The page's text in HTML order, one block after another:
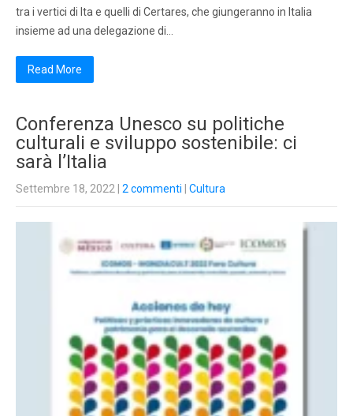
tra i vertici di Ita e quelli di Certares, che giungeranno in Italia
insieme ad una delegazione di…
Read More
Conferenza Unesco su politiche
culturali e sviluppo sostenibile: ci
sarà l’Italia
Settembre 18, 2022 2 commenti Cultura